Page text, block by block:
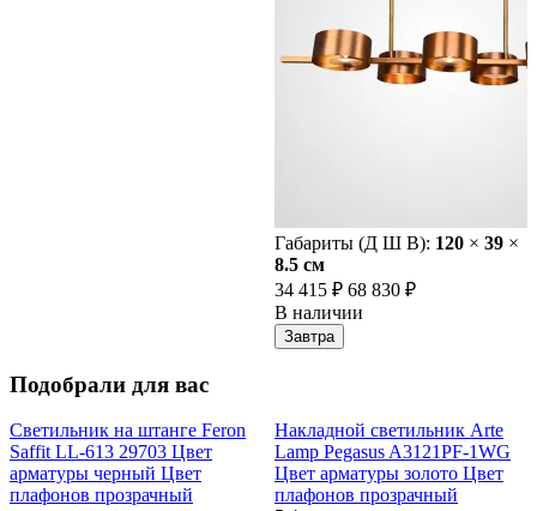
Габариты (Д Ш В): 120 × 39 ×
8.5 cм
34 415 ₽ 68 830 ₽
В наличии
Завтра
Подобрали для вас
Светильник на штанге Feron
Saffit LL-613 29703 Цвет
арматуры черный Цвет
плафонов прозрачный
Накладной светильник Arte
Lamp Pegasus A3121PF-1WG
Цвет арматуры золото Цвет
плафонов прозрачный